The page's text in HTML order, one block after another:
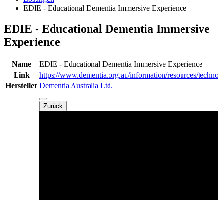
EDIE - Educational Dementia Immersive Experience
EDIE - Educational Dementia Immersive
Experience
Name
EDIE - Educational Dementia Immersive Experience
Link
https://www.dementia.org.au/information/resources/
Hersteller Dementia Australia Ltd.
Zurück